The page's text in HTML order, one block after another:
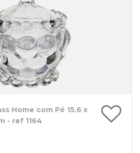
Home com Pé 15,6 x
- ref 1164